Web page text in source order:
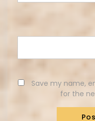
Save my name,
for the